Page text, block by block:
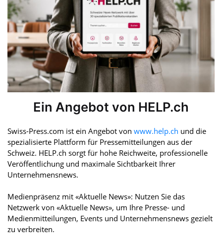
Ein Angebot von HELP.ch
Swiss-Press.com ist ein Angebot von www.help.ch und die
spezialisierte Plattform für Pressemitteilungen aus der
Schweiz. HELP.ch sorgt für hohe Reichweite, professionelle
Veröffentlichung und maximale Sichtbarkeit Ihrer
Unternehmensnews.
Medienpräsenz mit «Aktuelle News»: Nutzen Sie das
Netzwerk von «Aktuelle News», um Ihre Presse- und
Medienmitteilungen, Events und Unternehmensnews gezielt
zu verbreiten.